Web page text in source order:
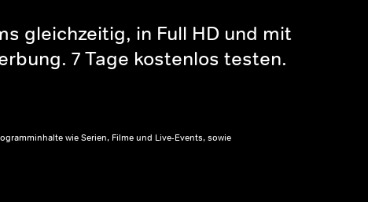
gleichzeitig, in Full HD und mit
7 Tage kostenlos testen.
wie Serien, Filme und Live-Events, sowie